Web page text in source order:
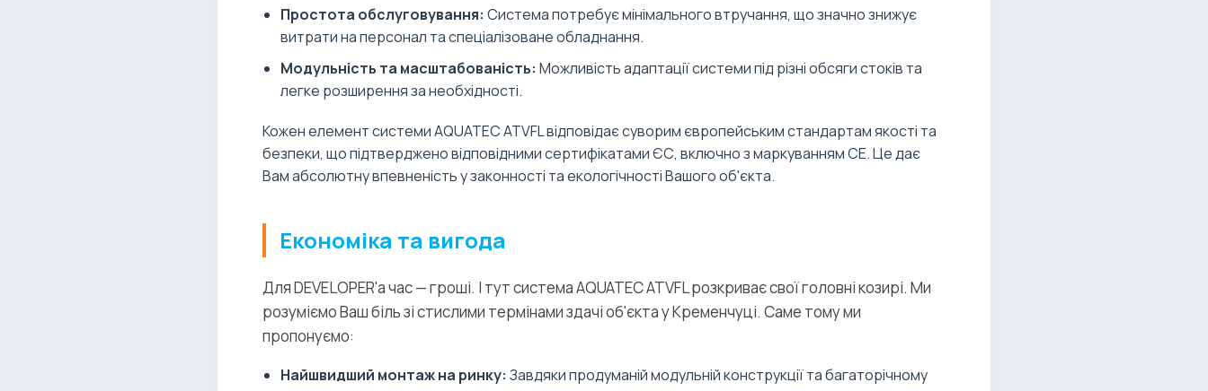
Простота обслуговування: Система потребує мінімального втручання, що значно знижує
витрати на персонал та спеціалізоване обладнання.
Модульність та масштабованість: Можливість адаптації системи під різні обсяги стоків та
легке розширення за необхідності.
Кожен елемент системи AQUATEC ATVFL відповідає суворим європейським стандартам якості та
безпеки, що підтверджено відповідними сертифікатами ЄС, включно з маркуванням CE. Це дає
Вам абсолютну впевненість у законності та екологічності Вашого об'єкта.
Економіка та вигода
Для DEVELOPER'а час — гроші. І тут система AQUATEC ATVFL розкриває свої головні козирі. Ми
розуміємо Ваш біль зі стислими термінами здачі об'єкта у Кременчуці. Саме тому ми
пропонуємо:
Найшвидший монтаж на ринку: Завдяки продуманій модульній конструкції та багаторічному